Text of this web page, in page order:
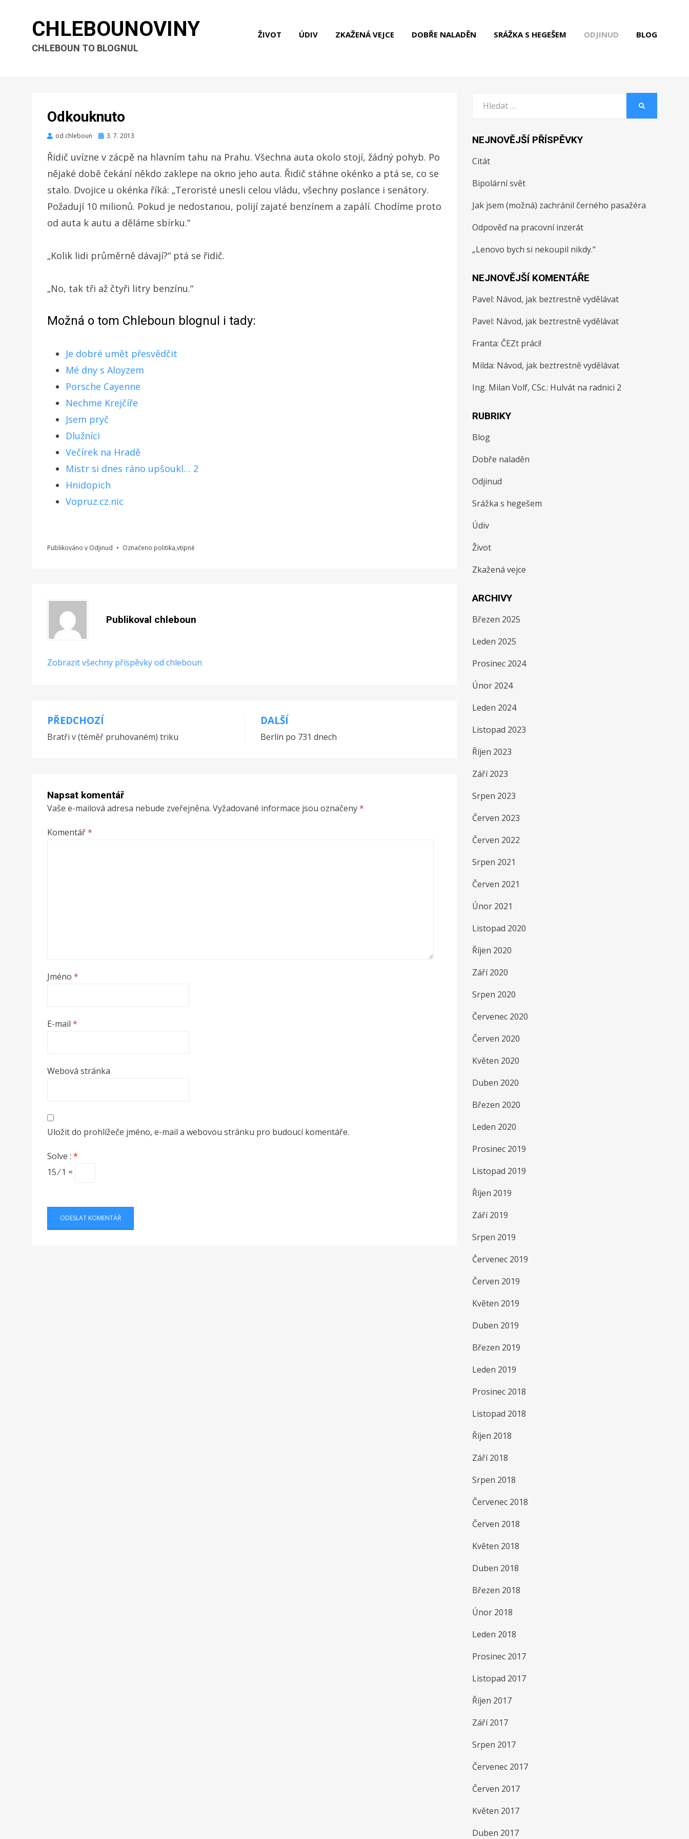
CHLEBOUNOVINY
CHLEBOUN TO BLOGNUL
ŽIVOT ÚDIV ZKAŽENÁ VEJCE DOBŘE NALADĚN SRÁŽKA S HEGEŠEM ODJINUD BLOG
Odkouknuto
od chleboun
Zveřejněno
3. 7. 2013
Řidič uvízne v zácpě na hlavním tahu na Prahu. Všechna auta okolo stojí, žádný pohyb. Po
nějaké době čekání někdo zaklepe na okno jeho auta. Řidič stáhne okénko a ptá se, co se
stalo. Dvojice u okénka říká: „Teroristé unesli celou vládu, všechny poslance i senátory.
Požadují 10 milionů. Pokud je nedostanou, polijí zajaté benzínem a zapálí. Chodíme proto
od auta k autu a děláme sbírku.“
„Kolik lidi průměrně dávají?“ ptá se řidič.
„No, tak tři až čtyři litry benzínu.“
Možná o tom Chleboun blognul i tady:
Je dobré umět přesvědčit
Mé dny s Aloyzem
Porsche Cayenne
Nechme Krejčíře
Jsem pryč
Dlužníci
Večírek na Hradě
Mistr si dnes ráno upšoukl… 2
Hnidopich
Vopruz.cz.nic
Publikováno v Odjinud Označeno politika,vtipné
Publikoval chleboun
Zobrazit všechny příspěvky od chleboun
Navigace
pro
PŘEDCHOZÍ
Bratři v (téměř pruhovaném) triku
DALŠÍ
Berlín po 731 dnech
Napsat komentář
Vaše e-mailová adresa nebude zveřejněna. Vyžadované informace jsou označeny*
Komentář*
Jméno *
E-mail *
Webová stránka
Uložit do prohlížeče jméno, e-mail a webovou stránku pro budoucí komentáře.
Solve : *
15 ⁄ 1 =
NEJNOVĚJŠÍ PŘÍSPĚVKY
Citát
Bipolární svět
Jak jsem (možná) zachránil černého pasažéra
Odpověď na pracovní inzerát
„Lenovo bych si nekoupil nikdy.“
NEJNOVĚJŠÍ KOMENTÁŘE
Pavel: Návod, jak beztrestně vydělávat
Pavel: Návod, jak beztrestně vydělávat
Franta: ČEZt práci!
Milda: Návod, jak beztrestně vydělávat
Ing. Milan Volf, CSc.: Hulvát na radnici 2
RUBRIKY
Blog
Dobře naladěn
Odjinud
Srážka s hegešem
Údiv
Život
Zkažená vejce
ARCHIVY
Březen 2025
Leden 2025
Prosinec 2024
Únor 2024
Leden 2024
Listopad 2023
Říjen 2023
Září 2023
Srpen 2023
Červen 2023
Červen 2022
Srpen 2021
Červen 2021
Únor 2021
Listopad 2020
Říjen 2020
Září 2020
Srpen 2020
Červenec 2020
Červen 2020
Květen 2020
Duben 2020
Březen 2020
Leden 2020
Prosinec 2019
Listopad 2019
Říjen 2019
Září 2019
Srpen 2019
Červenec 2019
Červen 2019
Květen 2019
Duben 2019
Březen 2019
Leden 2019
Prosinec 2018
Listopad 2018
Říjen 2018
Září 2018
Srpen 2018
Červenec 2018
Červen 2018
Květen 2018
Duben 2018
Březen 2018
Únor 2018
Leden 2018
Prosinec 2017
Listopad 2017
Říjen 2017
Září 2017
Srpen 2017
Červenec 2017
Červen 2017
Květen 2017
Duben 2017